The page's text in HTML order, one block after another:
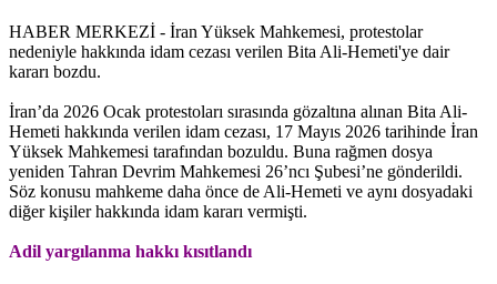
HABER MERKEZİ - İran Yüksek Mahkemesi, protestolar
nedeniyle hakkında idam cezası verilen Bita Ali-Hemeti'ye dair
kararı bozdu.
İran’da 2026 Ocak protestoları sırasında gözaltına alınan Bita Ali-
Hemeti hakkında verilen idam cezası, 17 Mayıs 2026 tarihinde İran
Yüksek Mahkemesi tarafından bozuldu. Buna rağmen dosya
yeniden Tahran Devrim Mahkemesi 26’ncı Şubesi’ne gönderildi.
Söz konusu mahkeme daha önce de Ali-Hemeti ve aynı dosyadaki
diğer kişiler hakkında idam kararı vermişti.
Adil yargılanma hakkı kısıtlandı